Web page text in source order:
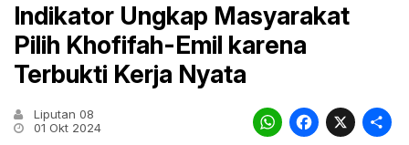
Indikator Ungkap Masyarakat
Pilih Khofifah-Emil karena
Terbukti Kerja Nyata
Liputan 08
01 Okt 2024
X